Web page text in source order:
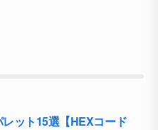
ット15選【HEXコード